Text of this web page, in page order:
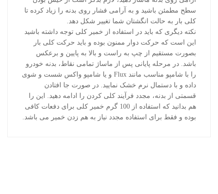
سطح مطمئن باشید و به آرامی فشار روی بدنه را زیاد کرده تا
کلی بار به حالت انگشتان شما تغییر شکل دهد.
نکته دیگری که باید در استفاده از خمیر کلی توجه داشته باشید
این است که حرکت دوار ممنون بوده و باید حرکت کلی بار
بصورت مستقیم از چپ به راست و بالا به پایین و برعکس
باشد. در مرحله پایانی پس از ماساژ تمامی نقاط، بدنه خودرو
را با شامپو مناسب مانند Flux و یا شامپو واکس شست و شوی
داده و با دستمال نرم خشک نمایید. در صورت جا افتادن
قسمتی از بدنه، مجدد فرآیند کلی کردن را ادامه دهید. این را
هم بدانید که استفاده از 100 گرم خمیر کلی برای دفعات کافی
بوده و فقط برای استفاده مجدد نیاز به هم زدن خمیر می باشد.